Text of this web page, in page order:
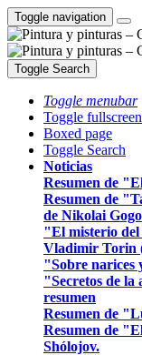
Toggle navigation
Toggle Search
Toggle menubar
Toggle fullscreen
Boxed page
Toggle Search
Noticias
Resumen de
Resumen de
de Nikolai
"El misterio del
Vladimir Torin
"Sobre narices
"Secretos de
resumen
Resumen de
Resumen de
Shólojov.